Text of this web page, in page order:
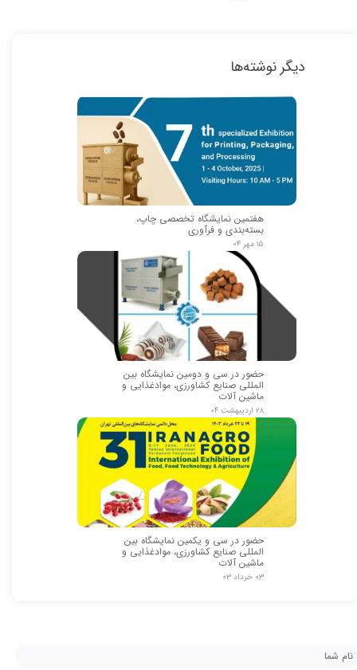
دیگر نوشته‌ها
هفتمین نمایشگاه تخصصی چاپ،
بسته‌بندی و فرآوری
۱۵ مهر ۰۴
حضور در سی و دومین نمایشگاه بین
المللی صنایع کشاورزی، موادغذایی و
ماشین آلات
۲۸ اردیبهشت ۰۴
حضور در سی و یکمین نمایشگاه بین
المللی صنایع کشاورزی، موادغذایی و
ماشین آلات
۰۳ خرداد ۰۳